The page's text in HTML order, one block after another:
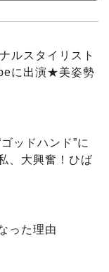
ルスタイリスト
に出演★美姿勢
ッドハンド”に
、大興奮！ひば
った理由